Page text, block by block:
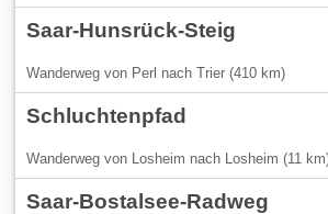
Saar-Hunsrück-Steig
Wanderweg von Perl nach Trier (410 km)
Schluchtenpfad
Wanderweg von Losheim nach Losheim (11
Saar-Bostalsee-Radweg